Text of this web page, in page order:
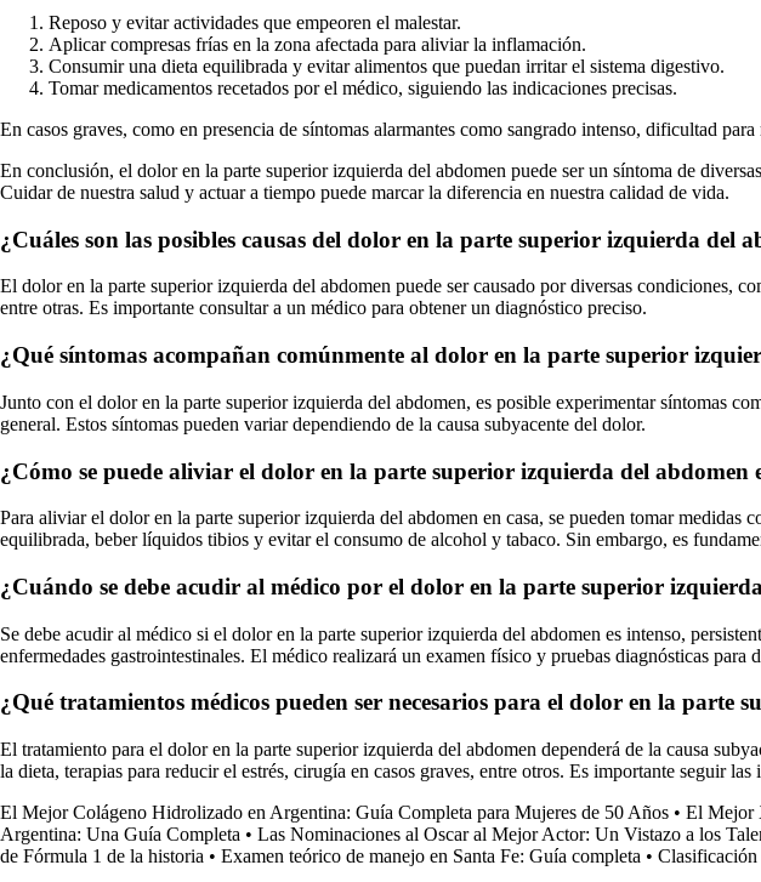
Reposo y evitar actividades que empeoren el malestar.
Aplicar compresas frías en la zona afectada para aliviar la inflamación.
Consumir una dieta equilibrada y evitar alimentos que puedan irritar el sistema digestivo.
Tomar medicamentos recetados por el médico, siguiendo las indicaciones precisas.
En casos graves, como en presencia de síntomas alarmantes como sangrado intenso, dificultad
En conclusión, el dolor en la parte superior izquierda del abdomen puede ser un síntoma de
Cuidar de nuestra salud y actuar a tiempo puede marcar la diferencia en nuestra calidad de vida.
¿Cuáles son las posibles causas del dolor en la parte superior izquierda del
El dolor en la parte superior izquierda del abdomen puede ser causado por diversas condiciones,
entre otras. Es importante consultar a un médico para obtener un diagnóstico preciso.
¿Qué síntomas acompañan comúnmente al dolor en la parte superior
Junto con el dolor en la parte superior izquierda del abdomen, es posible experimentar síntomas
general. Estos síntomas pueden variar dependiendo de la causa subyacente del dolor.
¿Cómo se puede aliviar el dolor en la parte superior izquierda del abdomen
Para aliviar el dolor en la parte superior izquierda del abdomen en casa, se pueden tomar medidas
equilibrada, beber líquidos tibios y evitar el consumo de alcohol y tabaco. Sin embargo, es
¿Cuándo se debe acudir al médico por el dolor en la parte superior
Se debe acudir al médico si el dolor en la parte superior izquierda del abdomen es intenso,
enfermedades gastrointestinales. El médico realizará un examen físico y pruebas diagnósticas para
¿Qué tratamientos médicos pueden ser necesarios para el dolor en la parte
El tratamiento para el dolor en la parte superior izquierda del abdomen dependerá de la causa
la dieta, terapias para reducir el estrés, cirugía en casos graves, entre otros. Es importante seguir
El Mejor Colágeno Hidrolizado en Argentina: Guía Completa para Mujeres de 50 Años • El Mejor
Argentina: Una Guía Completa • Las Nominaciones al Oscar al Mejor Actor: Un Vistazo a los
de Fórmula 1 de la historia • Examen teórico de manejo en Santa Fe: Guía completa • Clasificación